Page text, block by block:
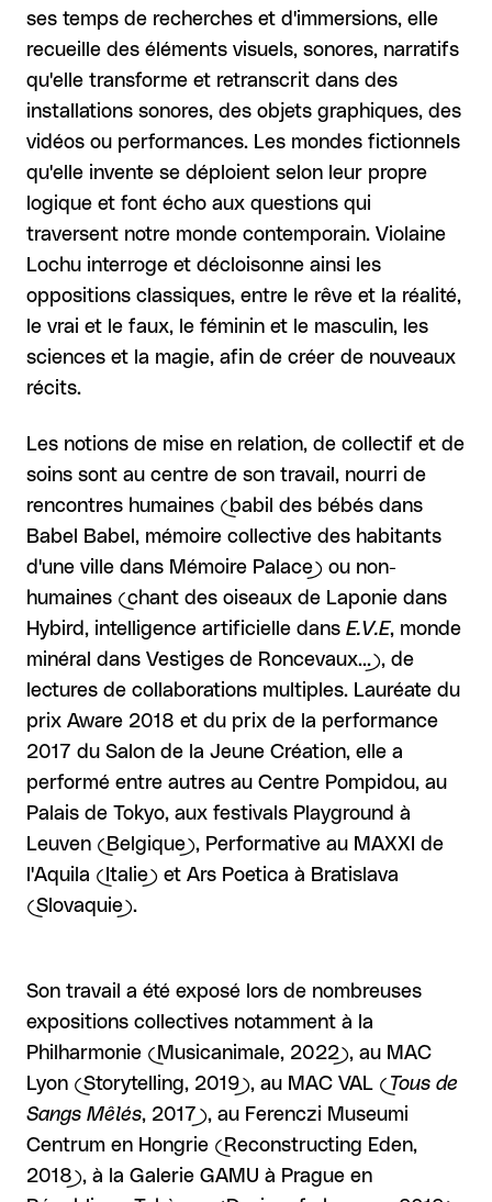
ses temps de recherches et d'immersions, elle
recueille des éléments visuels, sonores, narratifs
qu'elle transforme et retranscrit dans des
installations sonores, des objets graphiques, des
vidéos ou performances. Les mondes fictionnels
qu'elle invente se déploient selon leur propre
logique et font écho aux questions qui
traversent notre monde contemporain. Violaine
Lochu interroge et décloisonne ainsi les
oppositions classiques, entre le rêve et la réalité,
le vrai et le faux, le féminin et le masculin, les
sciences et la magie, afin de créer de nouveaux
récits.
Les notions de mise en relation, de collectif et de
soins sont au centre de son travail, nourri de
rencontres humaines (babil des bébés dans
Babel Babel, mémoire collective des habitants
d'une ville dans Mémoire Palace) ou non-
humaines (chant des oiseaux de Laponie dans
Hybird, intelligence artificielle dans E.V.E, monde
minéral dans Vestiges de Roncevaux...), de
lectures de collaborations multiples. Lauréate du
prix Aware 2018 et du prix de la performance
2017 du Salon de la Jeune Création, elle a
performé entre autres au Centre Pompidou, au
Palais de Tokyo, aux festivals Playground à
Leuven (Belgique), Performative au MAXXI de
l'Aquila (Italie) et Ars Poetica à Bratislava
(Slovaquie).
Son travail a été exposé lors de nombreuses
expositions collectives notamment à la
Philharmonie (Musicanimale, 2022), au MAC
Lyon (Storytelling, 2019), au MAC VAL ( Tous de
Sangs Mêlés, 2017), au Ferenczi Museumi
Centrum en Hongrie (Reconstructing Eden,
2018), à la Galerie GAMU à Prague en